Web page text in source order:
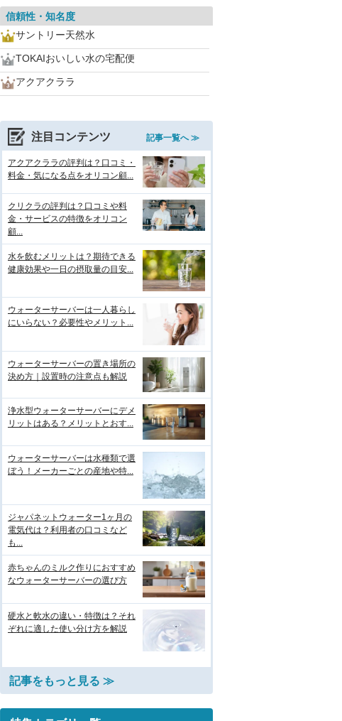
信頼性・知名度
サントリー天然水
TOKAIおいしい水の宅配便
アクアクララ
注目コンテンツ 記事一覧へ ≫
アクアクララの評判は？口コミ・
料金・気になる点をオリコン顧...
クリクラの評判は？口コミや料
金・サービスの特徴をオリコン
顧...
水を飲むメリットは？期待できる
健康効果や一日の摂取量の目安...
ウォーターサーバーは一人暮らし
にいらない？必要性やメリット...
ウォーターサーバーの置き場所の
決め方｜設置時の注意点も解説
浄水型ウォーターサーバーにデメ
リットはある？メリットとおす...
ウォーターサーバーは水種類で選
ぼう！メーカーごとの産地や特...
ジャパネットウォーター1ヶ月の
電気代は？利用者の口コミなど
も...
赤ちゃんのミルク作りにおすすめ
なウォーターサーバーの選び方
硬水と軟水の違い・特徴は？それ
ぞれに適した使い分け方を解説
記事をもっと見る ≫